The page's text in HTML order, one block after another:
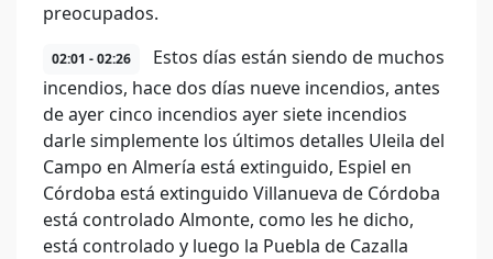
preocupados.
02:01 - 02:26
Estos días están siendo de muchos
incendios, hace dos días nueve incendios, antes
de ayer cinco incendios ayer siete incendios
darle simplemente los últimos detalles Uleila del
Campo en Almería está extinguido, Espiel en
Córdoba está extinguido Villanueva de Córdoba
está controlado Almonte, como les he dicho,
está controlado y luego la Puebla de Cazalla